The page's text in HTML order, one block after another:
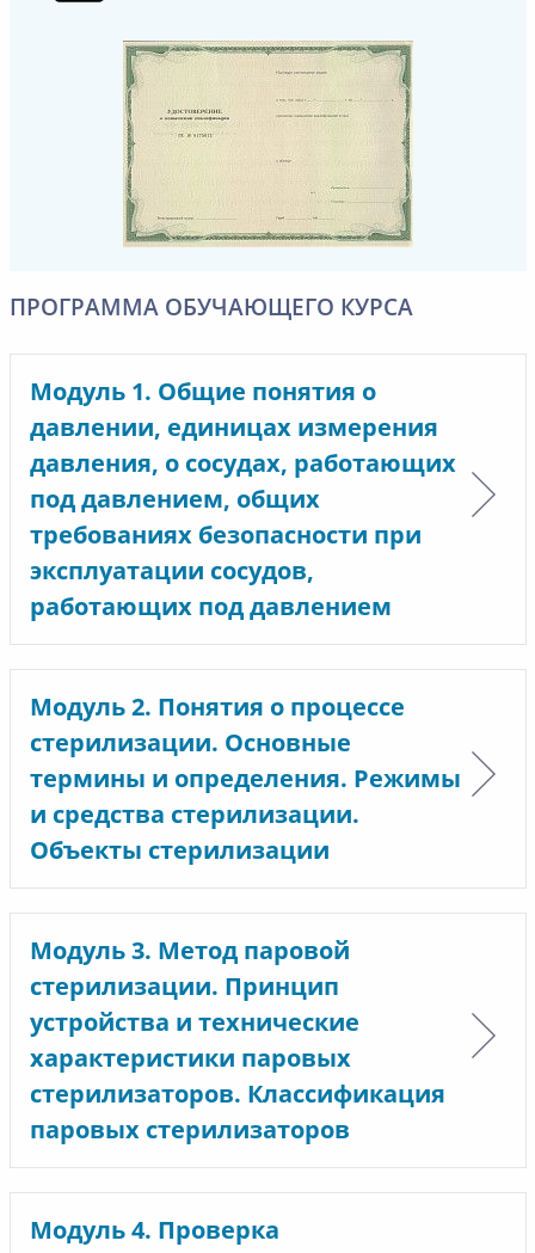
ПРОГРАММА ОБУЧАЮЩЕГО КУРСА
Модуль 1. Общие понятия о
давлении, единицах измерения
давления, о сосудах, работающих
под давлением, общих
требованиях безопасности при
эксплуатации сосудов,
работающих под давлением
Модуль 2. Понятия о процессе
стерилизации. Основные
термины и определения. Режимы
и средства стерилизации.
Объекты стерилизации
Модуль 3. Метод паровой
стерилизации. Принцип
устройства и технические
характеристики паровых
стерилизаторов. Классификация
паровых стерилизаторов
Модуль 4. Проверка